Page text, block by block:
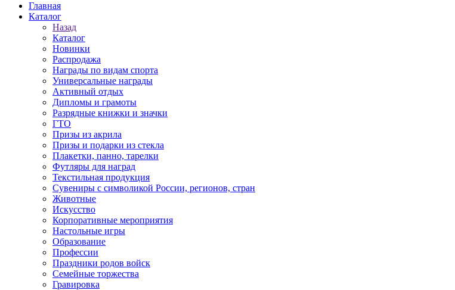
Главная
Каталог
Назад
Каталог
Новинки
Распродажа
Награды по видам спорта
Универсальные награды
Активный отдых
Дипломы и грамоты
Разрядные книжки и значки
ГТО
Призы из акрила
Призы и подарки из стекла
Плакетки, панно, тарелки
Футляры для наград
Текстильная продукция
Сувениры с символикой России, регионов, стран
Животные
Искусство
Корпоративные мероприятия
Настольные игры
Образование
Профессии
Праздники родов войск
Семейные торжества
Гравировка